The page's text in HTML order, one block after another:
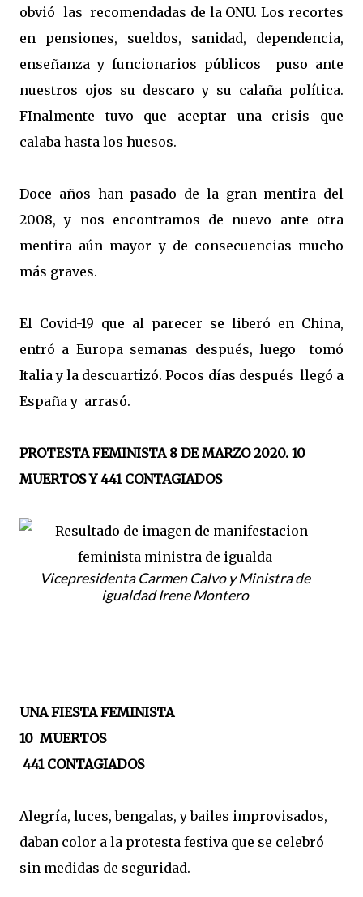
obvió las recomendadas de la ONU. Los recortes
en pensiones, sueldos, sanidad, dependencia,
enseñanza y funcionarios públicos
puso ante
nuestros ojos su descaro y su calaña política.
FInalmente tuvo que aceptar una crisis que
calaba hasta los huesos.
Doce años han pasado de la gran mentira del
2008, y nos encontramos de nuevo ante otra
mentira aún mayor y de consecuencias mucho
más graves.
El Covid-19 que al parecer se liberó en China,
entró a Europa semanas después, luego
tomó
Italia y la descuartizó. Pocos días después llegó a
España y arrasó.
PROTESTA FEMINISTA 8 DE MARZO 2020. 10
MUERTOS Y 441 CONTAGIADOS
Vicepresidenta Carmen Calvo y Ministra de
igualdad Irene Montero
UNA FIESTA FEMINISTA
10 MUERTOS
441 CONTAGIADOS
Alegría, luces, bengalas, y bailes improvisados,
daban color a la protesta festiva que se celebró
sin medidas de seguridad.